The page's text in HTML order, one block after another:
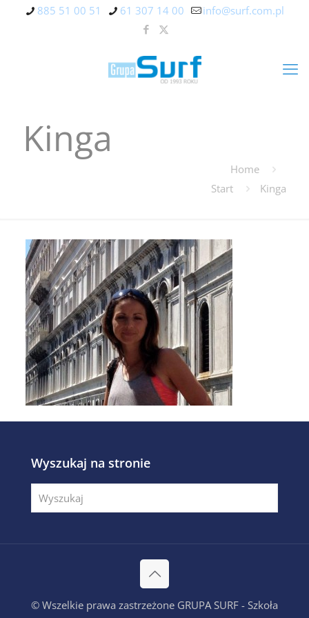
885 51 00 51 61 307 14 00 info@surf.com.pl
Kinga
Home
Start
Kinga
Wyszukaj na stronie
© Wszelkie prawa zastrzeżone GRUPA SURF - Szkoła